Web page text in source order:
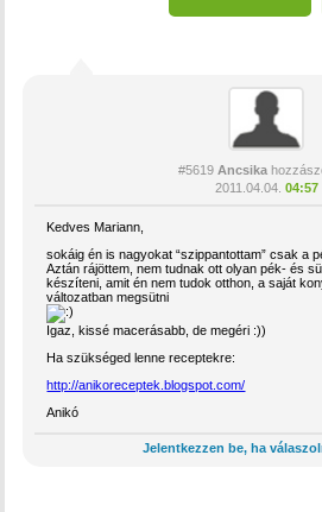
#5619 Ancsika
2011.04.04. 04:57
Kedves Mariann,
sokáig én is nagyokat “szippantottam” csak a
Aztán rájöttem, nem tudnak ott olyan pék- és
készíteni, amit én nem tudok otthon, a saját
változatban megsütni
Igaz, kissé macerásabb, de megéri :))
Ha szükséged lenne receptekre:
http://anikoreceptek.blogspot.com/
Anikó
Jelentkezzen be, ha